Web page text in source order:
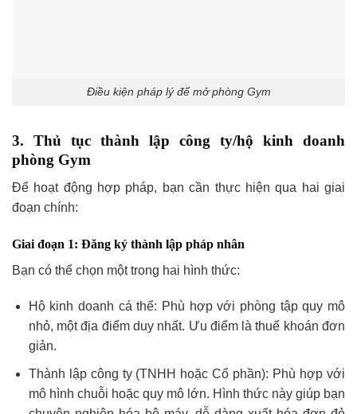
Điều kiện pháp lý để mở phòng Gym
3. Thủ tục thành lập công ty/hộ kinh doanh
phòng Gym
Để hoạt động hợp pháp, bạn cần thực hiện qua hai giai
đoạn chính:
Giai đoạn 1: Đăng ký thành lập pháp nhân
Bạn có thể chọn một trong hai hình thức:
Hộ kinh doanh cá thể: Phù hợp với phòng tập quy mô
nhỏ, một địa điểm duy nhất. Ưu điểm là thuế khoán đơn
giản.
Thành lập công ty (TNHH hoặc Cổ phần): Phù hợp với
mô hình chuỗi hoặc quy mô lớn. Hình thức này giúp bạn